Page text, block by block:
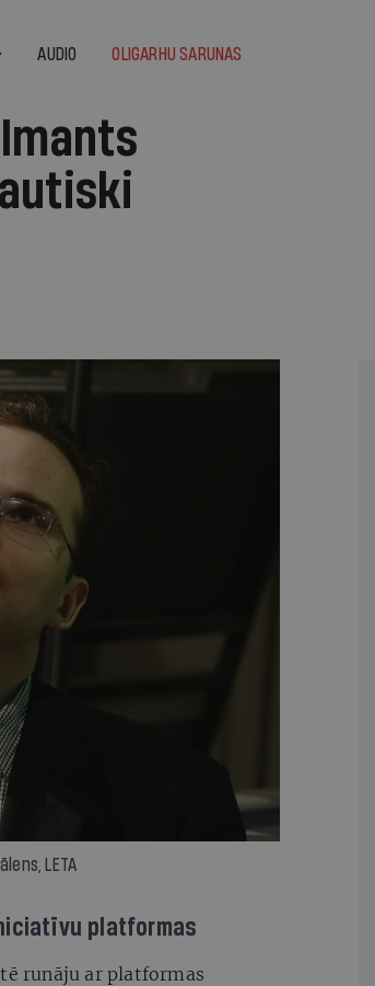
AUDIO OLIGARHU SARUNAS
LETA
platformas
runāju ar platformas